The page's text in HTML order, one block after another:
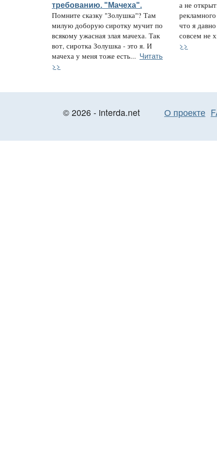
требованию. "Мачеха".
Помните сказку "Золушка"? Там
милую доборую сиротку мучит по
всякому ужасная злая мачеха. Так
вот, сиротка Золушка - это я. И
мачеха у меня тоже есть... Читать
>>
а не
что я
совсем не
>>
© 2026 - interda.net О проекте